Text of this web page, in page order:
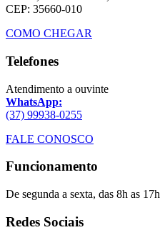
CEP: 35660-010
COMO CHEGAR
Telefones
Atendimento a ouvinte
WhatsApp:
(37) 99938-0255
FALE CONOSCO
Funcionamento
De segunda a sexta, das 8h as 17h
Redes Sociais